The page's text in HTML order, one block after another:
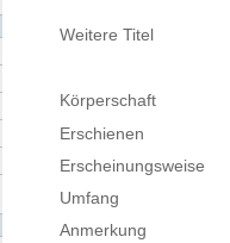
Weitere Titel
Körperschaft
Erschienen
Erscheinungsweise
Umfang
Anmerkung